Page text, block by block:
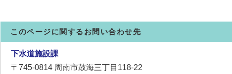
このページに関するお問い合わせ先
下水道施設課
〒745-0814 周南市鼓海三丁目118-22